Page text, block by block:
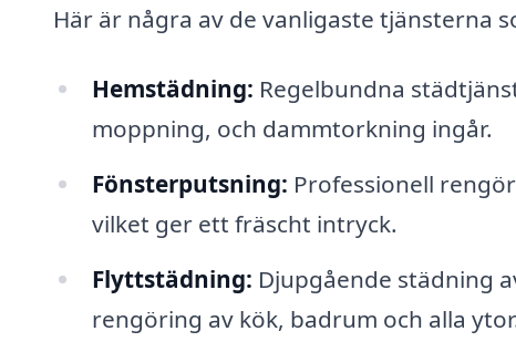
Här är några av de vanligaste tjänsterna
Hemstädning: Regelbundna
moppning, och dammtorkning ingår.
Fönsterputsning: Professionell
vilket ger ett fräscht intryck.
Flyttstädning: Djupgående städning
rengöring av kök, badrum och alla